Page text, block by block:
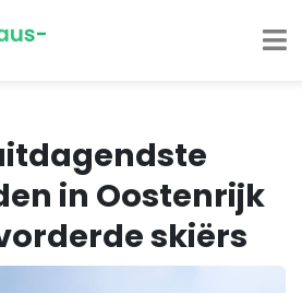
in Oostenrijk
skiërs